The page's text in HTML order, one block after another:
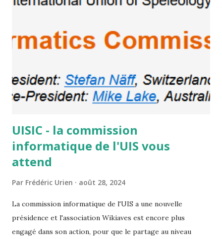
UISIC - la commission
informatique de l'UIS vous
attend
Par Frédéric Urien août 28, 2024
La commission informatique de l'UIS a une nouvelle
présidence et l'association Wikiaves est encore plus
engagé dans son action, pour que le partage au niveau